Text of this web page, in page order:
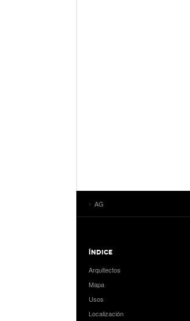
AG
ÍNDICE
Arquitectos
Mapa
Usos
Localización